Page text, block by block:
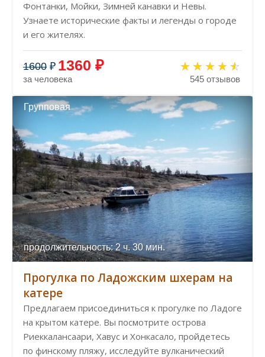
Фонтанки, Мойки, Зимней канавки и Невы.
Узнаете исторические факты и легенды о городе
и его жителях.
1600 ₽ 1360 ₽
за человека 545 отзывов
Групповая
продолжительность: 2 ч. 30 мин.
Прогулка по Ладожским шхерам на
катере
Предлагаем присоединиться к прогулке по Ладоге
на крытом катере. Вы посмотрите острова
Риеккалансаари, Хавус и Хонкасало, пройдетесь
по финскому пляжу, исследуйте вулканический